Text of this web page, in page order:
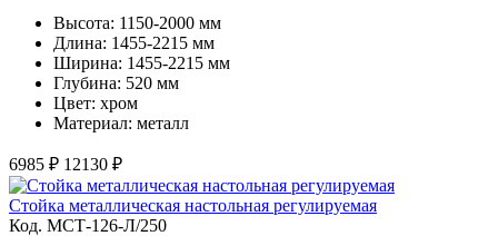
Высота: 1150-2000 мм
Длина: 1455-2215 мм
Ширина: 1455-2215 мм
Глубина: 520 мм
Цвет: хром
Материал: металл
6985 ₽ 12130 ₽
Стойка металлическая настольная регулируемая
Код. MСТ-126-Л/250